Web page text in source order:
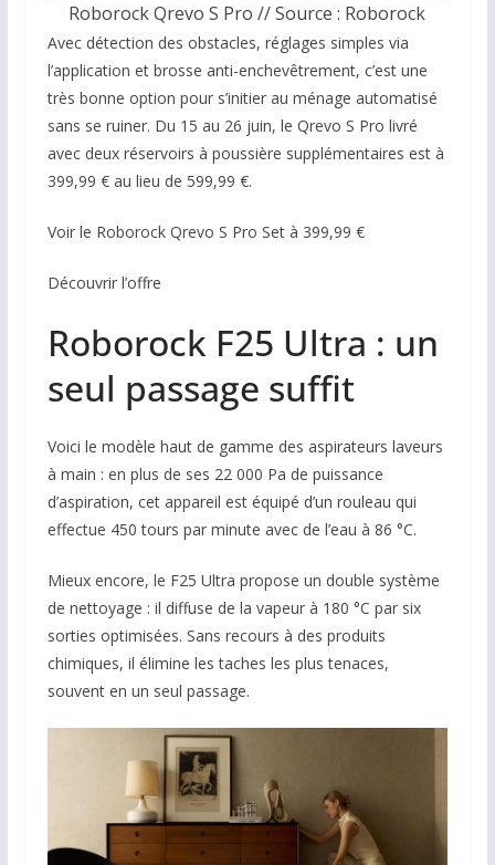
Roborock Qrevo S Pro // Source : Roborock
Avec détection des obstacles, réglages simples via
l’application et brosse anti-enchevêtrement, c’est une
très bonne option pour s’initier au ménage automatisé
sans se ruiner. Du 15 au 26 juin, le Qrevo S Pro livré
avec deux réservoirs à poussière supplémentaires est à
399,99 € au lieu de 599,99 €.
Voir le Roborock Qrevo S Pro Set à 399,99 €
Découvrir l’offre
Roborock F25 Ultra : un
seul passage suffit
Voici le modèle haut de gamme des aspirateurs laveurs
à main : en plus de ses 22 000 Pa de puissance
d’aspiration, cet appareil est équipé d’un rouleau qui
effectue 450 tours par minute avec de l’eau à 86 °C.
Mieux encore, le F25 Ultra propose un double système
de nettoyage : il diffuse de la vapeur à 180 °C par six
sorties optimisées. Sans recours à des produits
chimiques, il élimine les taches les plus tenaces,
souvent en un seul passage.